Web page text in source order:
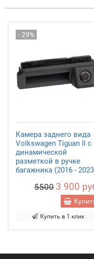
- 29%
Камера заднего вида
Volkswagen Tiguan II с
динамической
разметкой в ручке
багажника (2016 -
5500 3 900
Купить в 1 клик